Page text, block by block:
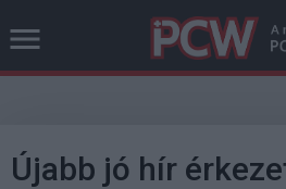
Újabb jó hír